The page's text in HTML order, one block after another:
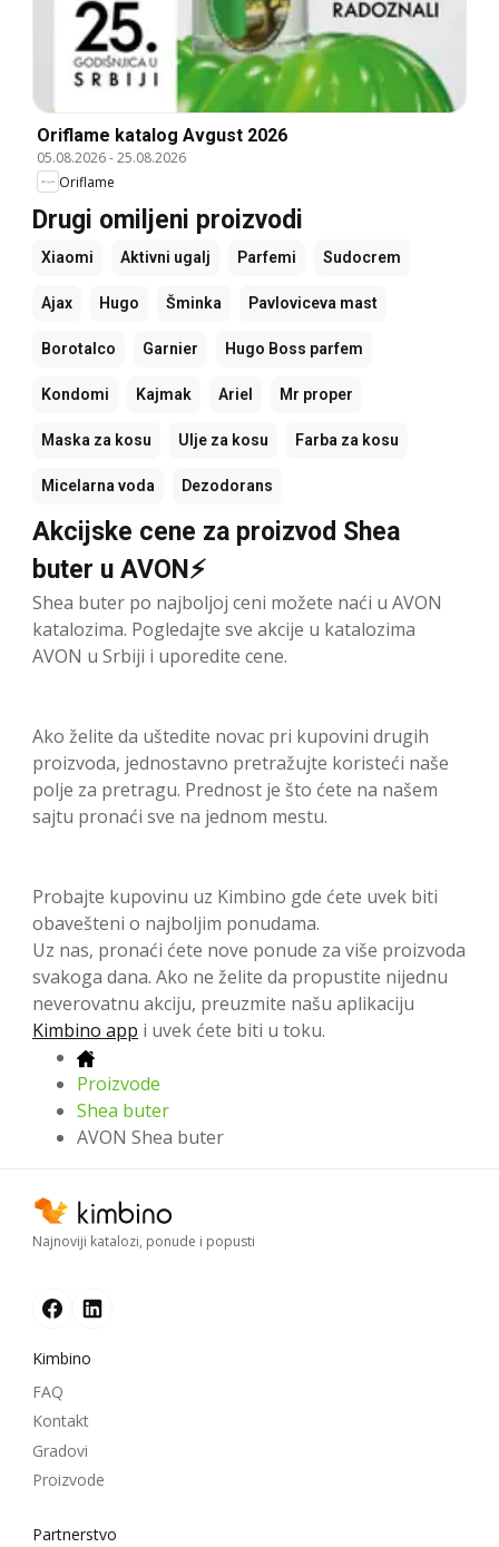
Oriflame katalog Avgust 2026
05.08.2026-25.08.2026
Oriflame
Drugi omiljeni proizvodi
Xiaomi Aktivni ugalj Parfemi Sudocrem
Ajax Hugo Šminka Pavloviceva mast
Borotalco Garnier Hugo Boss parfem
Kondomi Kajmak Ariel Mr proper
Maska za kosu Ulje za kosu Farba za kosu
Micelarna voda Dezodorans
Akcijske cene za proizvod Shea
buter u AVON⚡
Shea buter po najboljoj ceni možete naći u AVON
katalozima. Pogledajte sve akcije u katalozima
AVON u Srbiji i uporedite cene.
Ako želite da uštedite novac pri kupovini drugih
proizvoda, jednostavno pretražujte koristeći naše
polje za pretragu. Prednost je što ćete na našem
sajtu pronaći sve na jednom mestu.
Probajte kupovinu uz Kimbino gde ćete uvek biti
obavešteni o najboljim ponudama.
Uz nas, pronaći ćete nove ponude za više proizvoda
svakoga dana. Ako ne želite da propustite nijednu
neverovatnu akciju, preuzmite našu aplikaciju
Kimbino app i uvek ćete biti u toku.
Proizvode
Shea buter
AVON Shea buter
Najnoviji katalozi, ponude i popusti
Kimbino
FAQ
Kontakt
Gradovi
Proizvode
Partnerstvo